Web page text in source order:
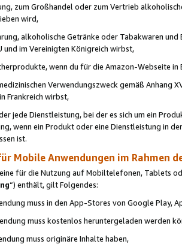
zum Großhandel oder zum Vertrieb
wird,
alkoholische Getränke oder Tabakwaren
und im Vereinigten Königreich wirbst,
wenn du für die Amazon-Webseite in
Verwendungszweck gemäß Anhang
Frankreich wirbst,
jede Dienstleistung, bei der es sich um ein
wenn ein Produkt oder eine Dienstleistung in
ist.
Mobile Anwendungen im Rahmen
für die Nutzung auf Mobiltelefonen, Tablets
“) enthält, gilt Folgendes:
muss in den App-Stores von Google Play,
muss kostenlos heruntergeladen werden
muss originäre Inhalte haben,